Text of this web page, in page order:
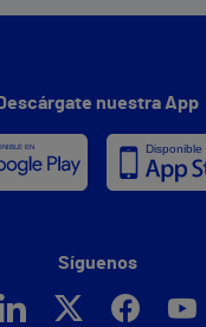
Descárgate nuestra App
Síguenos